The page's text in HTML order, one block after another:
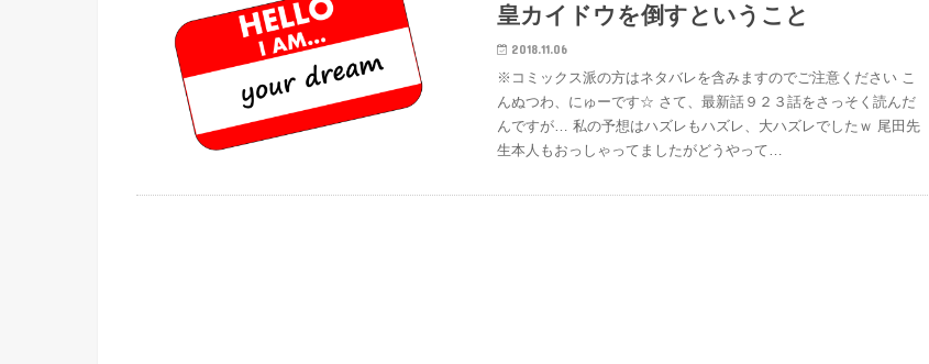
皇カイドウを倒すということ
2018.11.06
※コミックス派の方はネタバレを含みますのでご注意ください こ
んぬつわ、にゅーです☆ さて、最新話９２３話をさっそく読んだ
んですが… 私の予想はハズレもハズレ、大ハズレでしたｗ 尾田先
生本人もおっしゃってましたがどうやって…